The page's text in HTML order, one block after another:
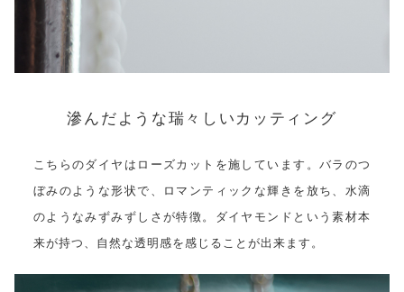
滲んだような瑞々しいカッティング
こちらのダイヤはローズカットを施しています。バラのつ
ぼみのような形状で、ロマンティックな輝きを放ち、水滴
のようなみずみずしさが特徴。ダイヤモンドという素材本
来が持つ、自然な透明感を感じることが出来ます。